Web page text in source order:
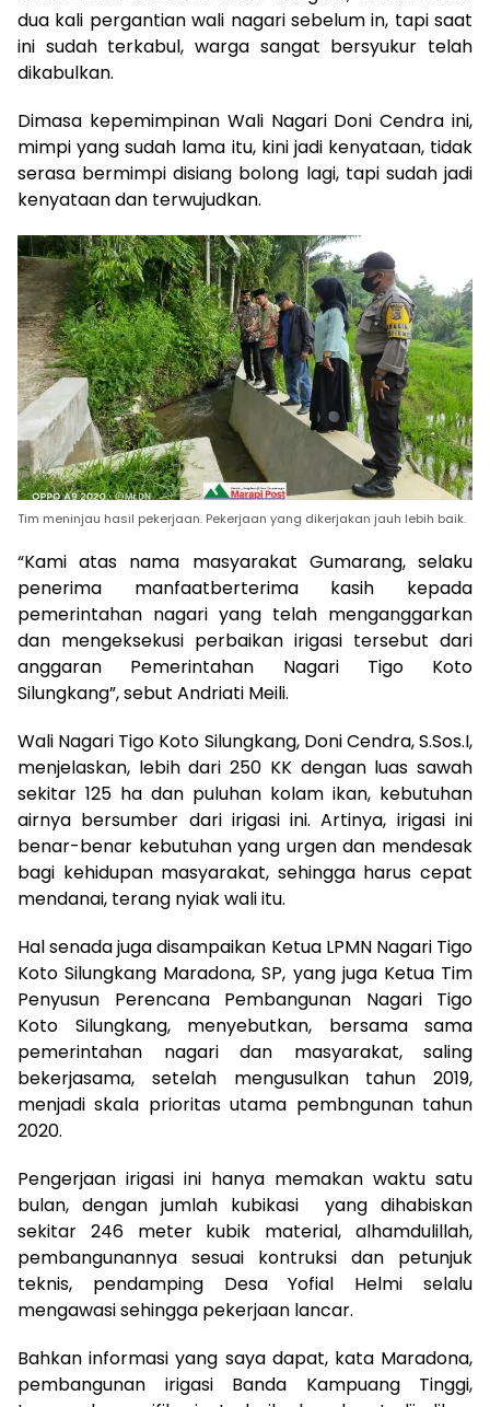
dua kali pergantian wali nagari sebelum in, tapi saat
ini sudah terkabul, warga sangat bersyukur telah
dikabulkan.
Dimasa kepemimpinan Wali Nagari Doni Cendra ini,
mimpi yang sudah lama itu, kini jadi kenyataan, tidak
serasa bermimpi disiang bolong lagi, tapi sudah jadi
kenyataan dan terwujudkan.
Tim meninjau hasil pekerjaan. Pekerjaan yang dikerjakan jauh lebih baik.
“Kami atas nama masyarakat Gumarang, selaku
penerima manfaatberterima kasih kepada
pemerintahan nagari yang telah menganggarkan
dan mengeksekusi perbaikan irigasi tersebut dari
anggaran Pemerintahan Nagari Tigo Koto
Silungkang”, sebut Andriati Meili.
Wali Nagari Tigo Koto Silungkang, Doni Cendra, S.Sos.I,
menjelaskan, lebih dari 250 KK dengan luas sawah
sekitar 125 ha dan puluhan kolam ikan, kebutuhan
airnya bersumber dari irigasi ini. Artinya, irigasi ini
benar-benar kebutuhan yang urgen dan mendesak
bagi kehidupan masyarakat, sehingga harus cepat
mendanai, terang nyiak wali itu.
Hal senada juga disampaikan Ketua LPMN Nagari Tigo
Koto Silungkang Maradona, SP, yang juga Ketua Tim
Penyusun Perencana Pembangunan Nagari Tigo
Koto Silungkang, menyebutkan, bersama sama
pemerintahan nagari dan masyarakat, saling
bekerjasama, setelah mengusulkan tahun 2019,
menjadi skala prioritas utama pembngunan tahun
2020.
Pengerjaan irigasi ini hanya memakan waktu satu
bulan, dengan jumlah kubikasi yang dihabiskan
sekitar 246 meter kubik material, alhamdulillah,
pembangunannya sesuai kontruksi dan petunjuk
teknis, pendamping Desa Yofial Helmi selalu
mengawasi sehingga pekerjaan lancar.
Bahkan informasi yang saya dapat, kata Maradona,
pembangunan irigasi Banda Kampuang Tinggi,